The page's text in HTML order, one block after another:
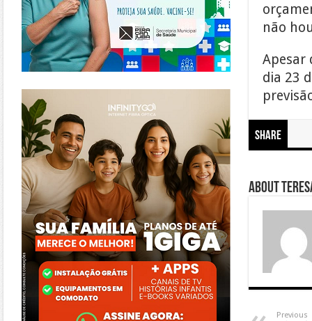
não
Apesar
dia 23
Share
About
Previous
https://www.infinitygo.com.br/